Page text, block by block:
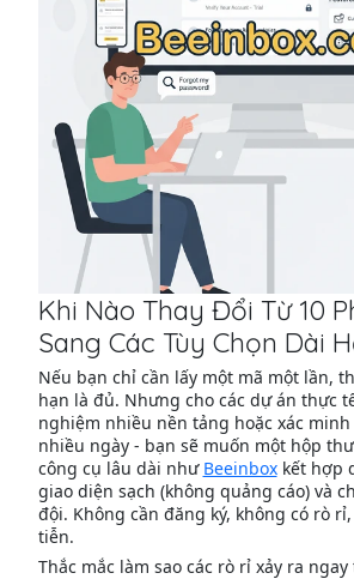
Khi Nào Thay Đổi Từ 10
Sang Các Tùy Chọn Dài
Nếu bạn chỉ cần lấy một mã một lần,
hạn là đủ. Nhưng cho các dự án thực
nghiệm nhiều nền tảng hoặc xác
nhiều ngày - bạn sẽ muốn một hộp
công cụ lâu dài như Beeinboxkết hợp
giao diện sạch (không quảng cáo) và
đội. Không cần đăng ký, không có rò
tiễn.
Thắc mắc làm sao các rò rỉ xảy ra